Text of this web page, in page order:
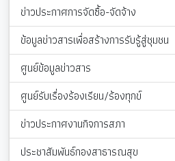
ข่าวประกาศการจัดซื้อ-จัดจ้าง
ข้อมูลข่าวสารเพื่อสร้างการรับรู้สู่ชุมชน
ศูนย์ข้อมูลข่าวสาร
ศูนย์รับเรื่องร้องเรียน/ร้องทุกข์
ข่าวประกาศงานกิจการสภา
ประชาสัมพันธ์กองสาธารณสุข